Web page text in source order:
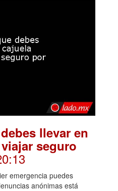
llevar en
seguro
emergencia puedes
anónimas está